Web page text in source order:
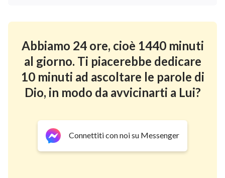
rapporto normale con Dio
Valutazioni su Giobbe da parte
di Dio e nella Bibbia
Abbiamo 24 ore, cioè 1440 minuti
al giorno. Ti piacerebbe dedicare
10 minuti ad ascoltare le parole di
Dio, in modo da avvicinarti a Lui?
Connettiti con noi su Messenger